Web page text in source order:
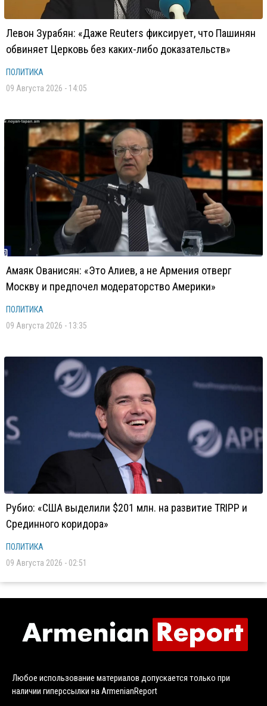
Левон Зурабян: «Даже Reuters фиксирует, что Пашинян
обвиняет Церковь без каких-либо доказательств»
ПОЛИТИКА
09 Августа 2026 - 14:05
Амаяк Ованисян: «Это Алиев, а не Армения отверг
Москву и предпочел модераторство Америки»
ПОЛИТИКА
09 Августа 2026 - 13:35
Рубио: «США выделили $201 млн. на развитие TRIPP и
Срединного коридора»
ПОЛИТИКА
09 Августа 2026 - 02:51
Любое использование материалов допускается только при
наличии гиперссылки на ArmenianReport